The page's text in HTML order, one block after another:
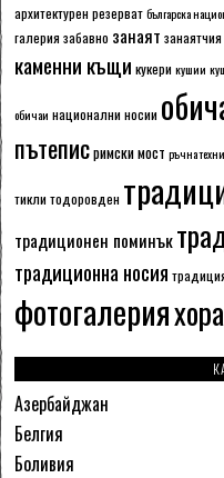
архитектурен резерват българска
галерия забавно занаят занаятчия
каменни къщи кукери кушии
обичаи национални носии
пътеписримски мост ръчна
тикли тодоровден
традиционен поминък
традиционна носия
фотогалерияхора
Азербайджан
Белгия
Боливия